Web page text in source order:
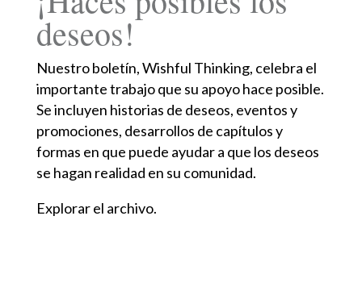
deseos!
Nuestro boletín, Wishful Thinking, celebra el
importante trabajo que su apoyo hace posible.
Se incluyen historias de deseos, eventos y
promociones, desarrollos de capítulos y
formas en que puede ayudar a que los deseos
se hagan realidad en su comunidad.
Explorar el archivo.